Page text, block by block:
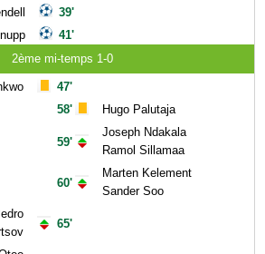
39'
41'
2ème mi-temps 1-0
47'
58'
59'
60'
65'
Hugo Palutaja
Joseph Ndakala
Ramol Sillamaa
Marten Kelement
Sander Soo